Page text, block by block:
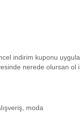
indirim kuponu
nerede olursan ol
moda